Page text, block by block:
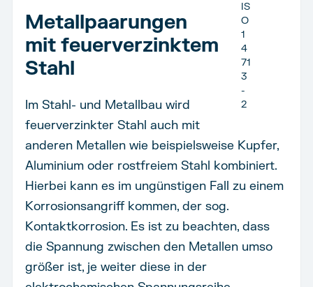
IS
O
1
4
71
3
-
2
Metallpaarungen
mit feuerverzinktem
Stahl
Im Stahl- und Metallbau wird
feuerverzinkter Stahl auch mit
anderen Metallen wie beispielsweise Kupfer,
Aluminium oder rostfreiem Stahl kombiniert.
Hierbei kann es im ungünstigen Fall zu einem
Korrosionsangriff kommen, der sog.
Kontaktkorrosion. Es ist zu beachten, dass
die Spannung zwischen den Metallen umso
größer ist, je weiter diese in der